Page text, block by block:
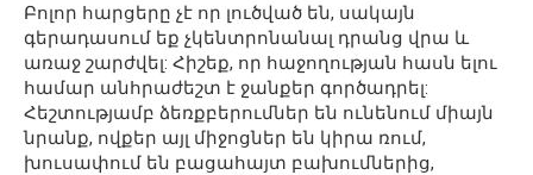
Բոլոր հարցերը չէ որ լուծված են, սակայն
գերադասում եք չկենտրոնանալ դրանց վրա և
առաջ շարժվել: Հիշեք, որ հաջողության հասն ելու
համար անհրաժեշտ է ջանքեր գործադրել:
Հեշտությամբ ձեռքբերումներ են ունենում միայն
նրանք, ովքեր այլ միջոցներ են կիրա ռում,
խուսափում են բացահայտ բախումներից,